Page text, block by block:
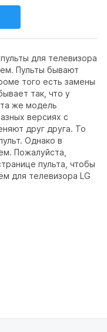
для телевизора
Пульты бывают
того есть замены
так, что у
же модель
версиях с
друг друга. То
Однако в
Пожалуйста,
пульта, чтобы
для телевизора LG